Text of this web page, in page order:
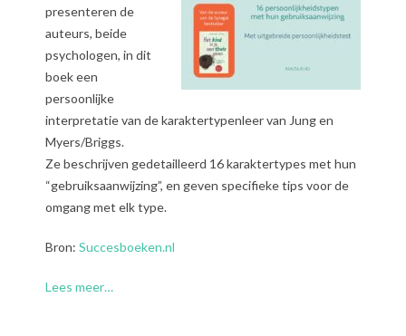
presenteren de
auteurs, beide
psychologen, in dit
boek een
persoonlijke
interpretatie van de karaktertypenleer van Jung en
Myers/Briggs.
Ze beschrijven gedetailleerd 16 karaktertypes met hun
“gebruiksaanwijzing”, en geven specifieke tips voor de
omgang met elk type.
Bron: Succesboeken.nl
Lees meer…